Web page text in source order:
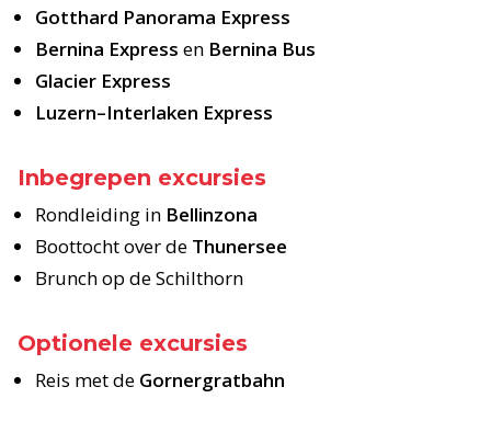
Gotthard Panorama Express
Bernina Express en Bernina Bus
Glacier Express
Luzern–Interlaken Express
Inbegrepen excursies
Rondleiding in Bellinzona
Boottocht over de Thunersee
Brunch op de Schilthorn
Optionele excursies
Reis met de Gornergratbahn